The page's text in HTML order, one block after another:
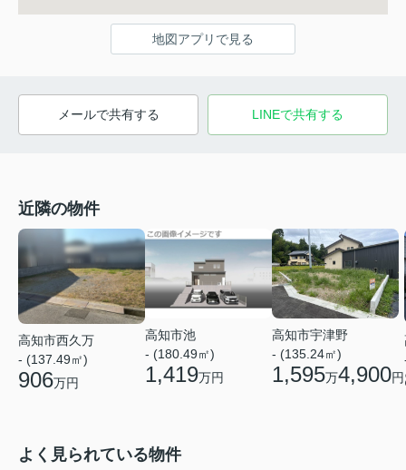
地図アプリで見る
メールで共有する LINEで共有する
近隣の物件
高知市西久万
- (137.49㎡)
906万円
高知市池
- (180.49㎡)
1,419万円
高知市宇津野
- (135.24㎡)
1,595万4,900円
よく見られている物件